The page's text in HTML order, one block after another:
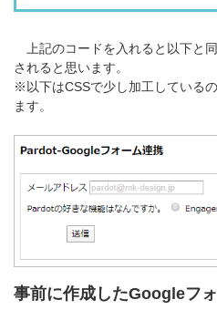
上記のコードを入れると以下と
されると思います。
※以下はCSSで少し加工している
ます。
事前に作成したGoogleフ